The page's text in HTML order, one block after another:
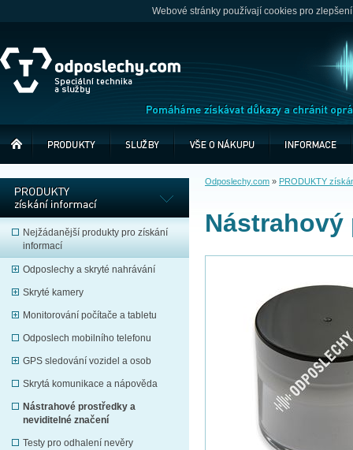
Webové stránky používají cookies pro
Nejžádanější produkty pro získání
informací
Odposlechy a skryté nahrávání
Skryté kamery
Monitorování počítače a tabletu
Odposlech mobilního telefonu
GPS sledování vozidel a osob
Skrytá komunikace a nápověda
Nástrahové prostředky a
neviditelné značení
Testy pro odhalení nevěry
Odposlechy.com » PRODUKTY
Nástrahový